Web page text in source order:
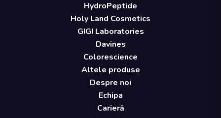
HydroPeptide
Holy Land Cosmetics
GIGI Laboratories
Davines
Colorescience
Altele produse
Despre noi
Echipa
Carieră